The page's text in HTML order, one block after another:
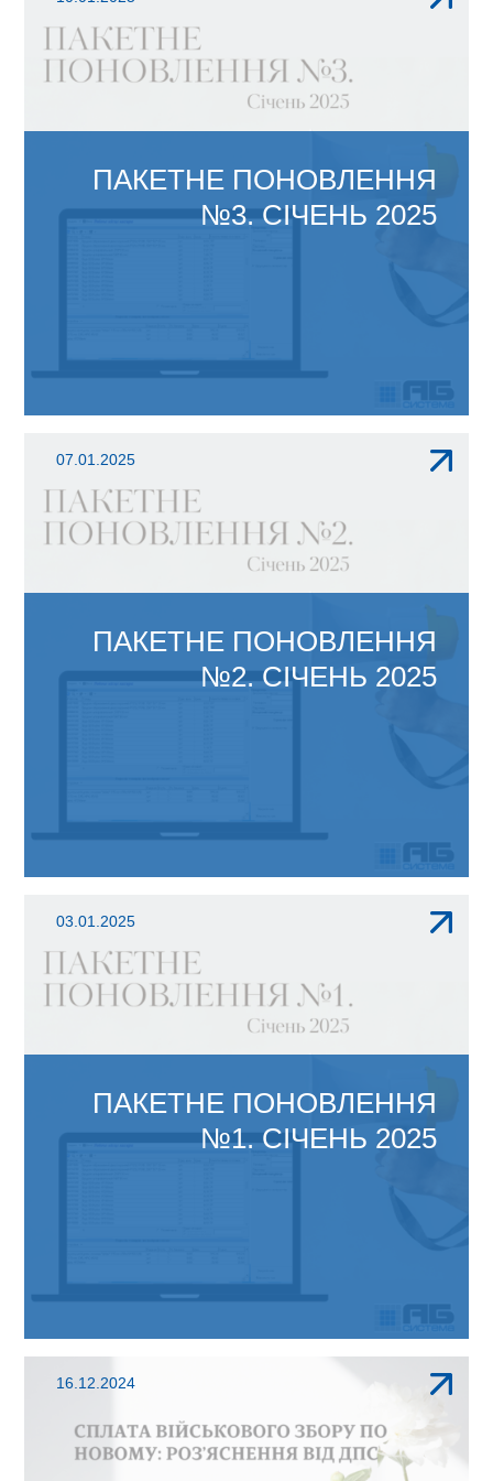
ПАКЕТНЕ ПОНОВЛЕННЯ
№3. СІЧЕНЬ 2025
ЗМІНИ В АБ ОФІС 4.1: З
07.01.2025
ПАКЕТНЕ ПОНОВЛЕННЯ
№2. СІЧЕНЬ 2025
ЗМІНИ В АБ ОФІС 4.1: З 01.01.2025р.
03.01.2025
ПАКЕТНЕ ПОНОВЛЕННЯ
№1. СІЧЕНЬ 2025
ЗМІНИ В АБ ОФІС 4.1: Мінфін наказами від
16.12.2024